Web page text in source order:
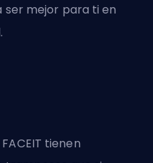
ser mejor para ti en
tienen